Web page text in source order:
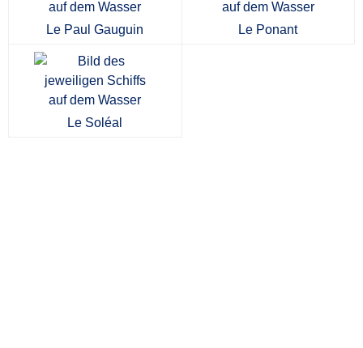
Le Paul Gauguin Le Ponant
Le Soléal